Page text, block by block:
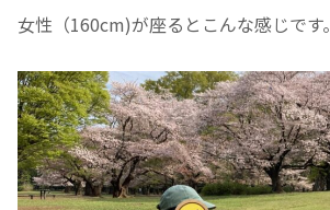
女性（160cm)が座るとこんな感じです。